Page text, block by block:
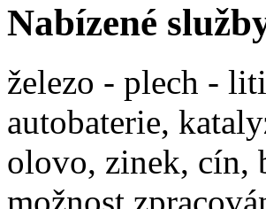
Nabízené
železo - plech -
autobaterie,
olovo, zinek, cín,
možnost